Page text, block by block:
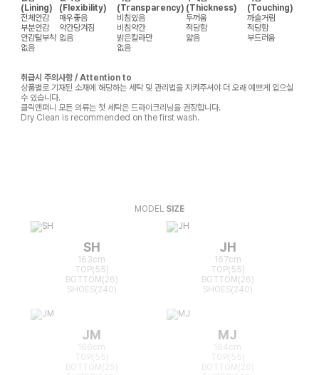
(Lining)
(Flexibility)
(Transparency) (Thickness)
(Touching)
전체안감
매우좋음 비침있음 두꺼움
까슬거림
부분안감
약간당겨짐 비침약간 적당함
적당함
안감탈부착 없음 밝은칼라만 얇음
부드러움
없음
없음
취급시 주의사항 / Attention to
상품별로 기재된 소재에 해당하는 세탁 및 관리법을 지켜주셔야 더 오래 예쁘게 입으실
수 있습니다.
클릭앤퍼니 모든 의류는 첫 세탁은 드라이크리닝을 권장합니다.
Dry Clean is recommended on the first wash.
MODEL SIZE
SH
163cm
TOP(55)
BOTTOM(26)
SHOES(240)
JH
167cm
TOP(55)
BOTTOM(26)
SHOES(240)
JM
166cm
TOP(55)
BOTTOM(25)
MJ
164cm
TOP(55)
BOTTOM(26)